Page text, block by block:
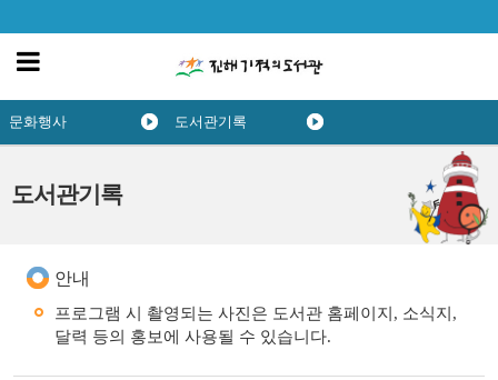
도서관기록
문화행사 도서관기록
안내
프로그램 시 촬영되는 사진은 도서관 홈페이지, 소식지,
달력 등의 홍보에 사용될 수 있습니다.